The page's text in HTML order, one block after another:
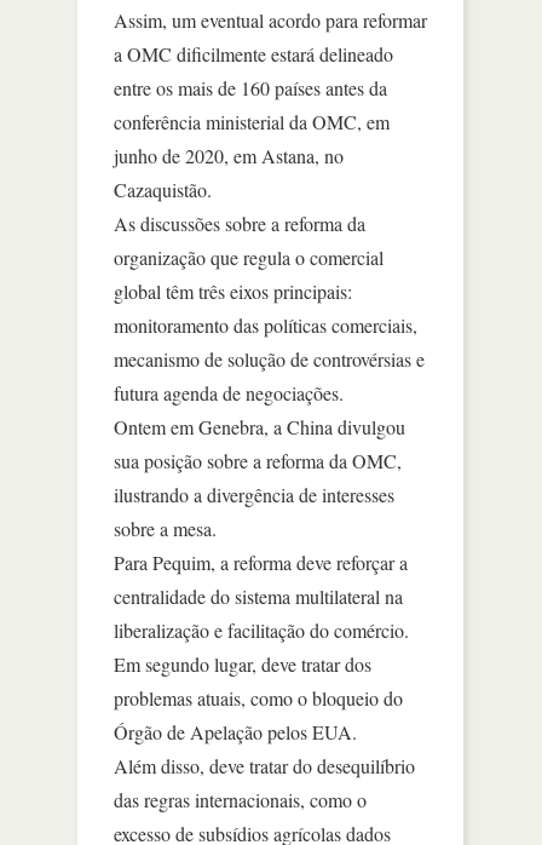
Assim, um eventual acordo para reformar
a OMC dificilmente estará delineado
entre os mais de 160 países antes da
conferência ministerial da OMC, em
junho de 2020, em Astana, no
Cazaquistão.
As discussões sobre a reforma da
organização que regula o comercial
global têm três eixos principais:
monitoramento das políticas comerciais,
mecanismo de solução de controvérsias e
futura agenda de negociações.
Ontem em Genebra, a China divulgou
sua posição sobre a reforma da OMC,
ilustrando a divergência de interesses
sobre a mesa.
Para Pequim, a reforma deve reforçar a
centralidade do sistema multilateral na
liberalização e facilitação do comércio.
Em segundo lugar, deve tratar dos
problemas atuais, como o bloqueio do
Órgão de Apelação pelos EUA.
Além disso, deve tratar do desequilíbrio
das regras internacionais, como o
excesso de subsídios agrícolas dados